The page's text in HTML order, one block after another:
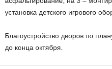
установка детского игрового
Благоустройство дворов по
до конца октября.